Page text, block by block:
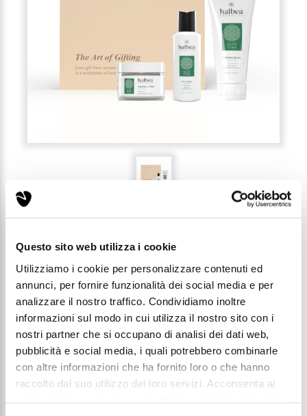
Questo sito web utilizza i cookie
Utilizziamo i cookie per personalizzare contenuti ed
annunci, per fornire funzionalità dei social media e per
analizzare il nostro traffico. Condividiamo inoltre
informazioni sul modo in cui utilizza il nostro sito con i
nostri partner che si occupano di analisi dei dati web,
pubblicità e social media, i quali potrebbero combinarle
con altre informazioni che ha fornito loro o che hanno
raccolto dal suo utilizzo dei loro servizi. Acconsenta ai
GIFTBOX - LINEA ALOE VERA
Codice: GBOX023
€ 68,97